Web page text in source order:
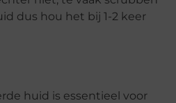
dus hou het bij 1-2 keer
huid is essentieel voor